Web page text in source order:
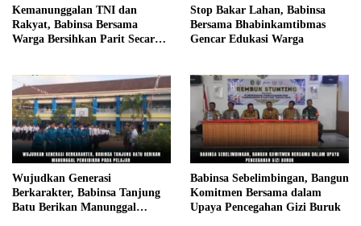
Kemanunggalan TNI dan
Rakyat, Babinsa Bersama
Warga Bersihkan Parit Secara
Stop Bakar Lahan, Babinsa
Bersama Bhabinkamtibmas
Gencar Edukasi Warga
Wujudkan Generasi
Berkarakter, Babinsa Tanjung
Batu Berikan Manunggal
Babinsa Sebelimbingan, Bangun
Komitmen Bersama dalam
Upaya Pencegahan Gizi Buruk